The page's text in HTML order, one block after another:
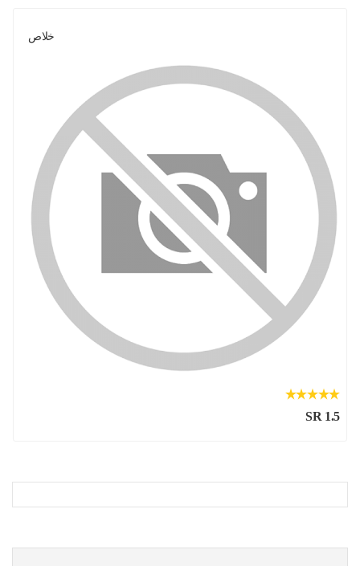
خلاص
SR 1.5